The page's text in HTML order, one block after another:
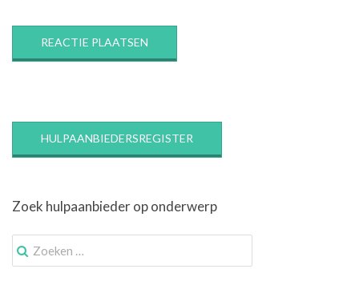
HULPAANBIEDERSREGISTER
Zoek hulpaanbieder op onderwerp
Zoek
naar: